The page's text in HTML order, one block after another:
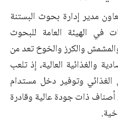
مدير إدارة بحوث البستنة
في الهيئة العامة للبحوث
والمشمش والكرز والخوخ تعد من
والغذائية العالية، إذ تلعب
الغذائي وتوفير دخل مستدام
أصناف ذات جودة عالية وقادرة